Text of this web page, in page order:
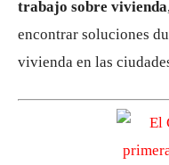
trabajo sobre vivienda
encontrar soluciones
vivienda en las